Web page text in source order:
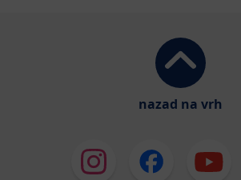
nazad na vrh